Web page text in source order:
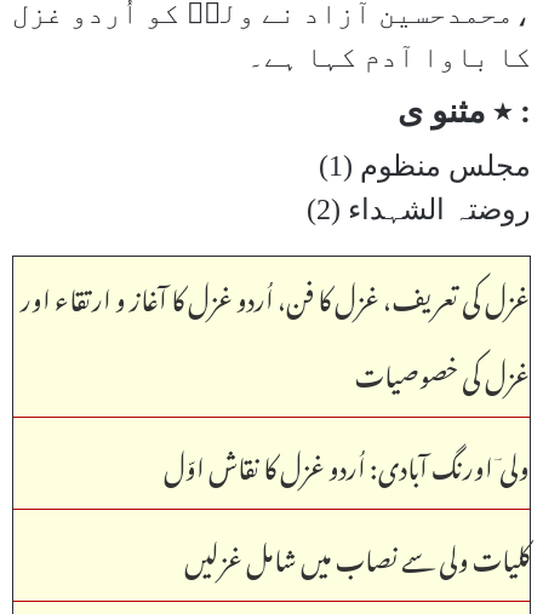
،محمدحسین آزاد نے ولیؔ کو اُردو غزل
کا باوا آدم کہا ہے۔
٭ مثنو ی :
(1) مجلس منظوم
(2) روضتہ الشہداء
غزل کی تعریف، غزل کا فن، اُردو غزل کا آغاز و ارتقاء اور
غزل کی خصوصیات
ولی ؔاورنگ آبادی: اُردو غزل کا نقاش اوّل
کلیات ولی سے نصاب میں شامل غزلیں